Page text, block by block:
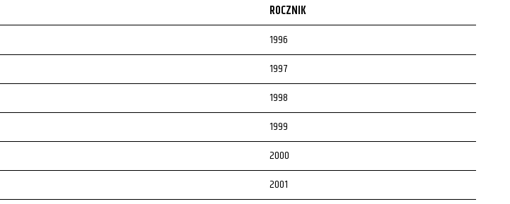
ROCZNIK
1996
1997
1998
1999
2000
2001